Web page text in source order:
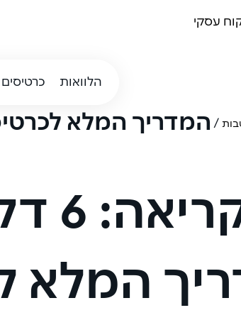
עסקי
הלוואות כרטיסים
/ המדריך המלא
6 דקות
המלא